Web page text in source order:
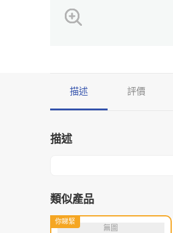
描述 評價
描述
類似產品
你睇緊
無圖